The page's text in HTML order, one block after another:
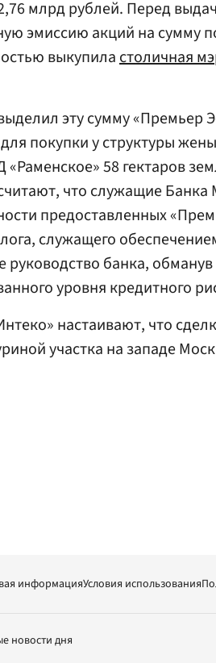
млрд рублей. Перед
эмиссию акций на сумму
выкупиластоличная
эту сумму «Премьер
для покупки у структуры
«Раменское» 58 гектаров
что служащие Банка
предоставленных
служащего
руководство банка,
уровня кредитного
настаивают, что
участка на западе
информацияУсловия использования
новости дня